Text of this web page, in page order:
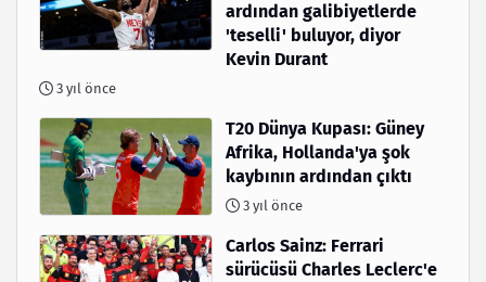
ardından galibiyetlerde
'teselli' buluyor, diyor
Kevin Durant
3 yıl önce
T20 Dünya Kupası: Güney
Afrika, Hollanda'ya şok
kaybının ardından çıktı
3 yıl önce
Carlos Sainz: Ferrari
sürücüsü Charles Leclerc'e